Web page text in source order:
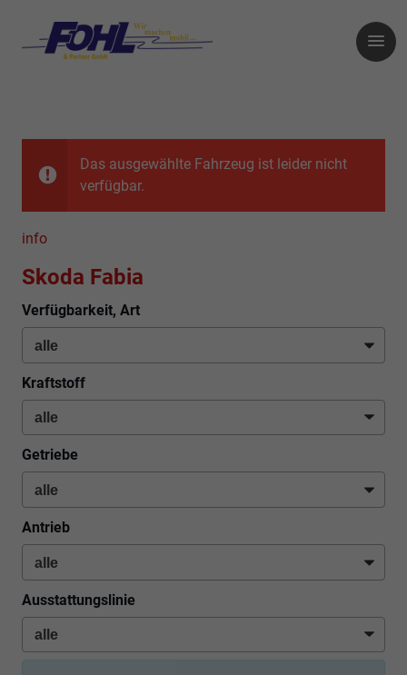
Das ausgewählte Fahrzeug ist leider nicht
verfügbar.
info
Skoda Fabia
Verfügbarkeit, Art
Kraftstoff
Getriebe
Antrieb
Ausstattungslinie